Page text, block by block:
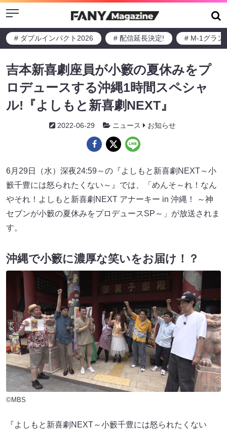
Menu
# ダブルインパクト2026 # 配信延長決定! # M-1グラン
吉本新喜劇座員が小籔の夏休みをプ
ロデュースする沖縄1時間スペシャ
ル!『よしもと新喜劇NEXT』
2022-06-29 ニュース お知らせ
6月29日（水）深夜24:59～の『よしもと新喜劇NEXT～小
籔千豊には怒られたくない～』では、「めんそ～れ！なん
やそれ！よしもと新喜劇NEXT アナーキー in 沖縄！ ～神
セブンが小籔の夏休みをプロデュースSP～」が放送されま
す。
沖縄で小籔に濃厚な笑いをお届け！？
©MBS
『よしもと新喜劇NEXT～小籔千豊には怒られたくない